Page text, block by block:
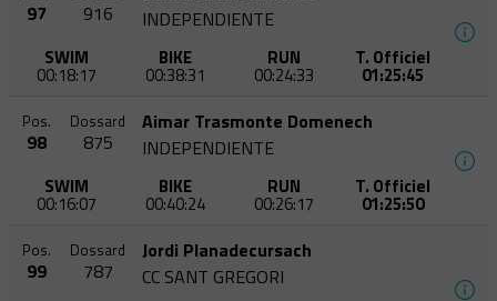
97 916
INDEPENDIENTE
SWIM
00:18:17
BIKE
00:38:31
RUN
00:24:33
T. Officiel
01:25:45
Pos.
98
Dossard
875
Aimar Trasmonte Domenech
INDEPENDIENTE
SWIM
00:16:07
BIKE
00:40:24
RUN
00:26:17
T. Officiel
01:25:50
Pos.
99
Dossard
787
Jordi Planadecursach
CC SANT GREGORI